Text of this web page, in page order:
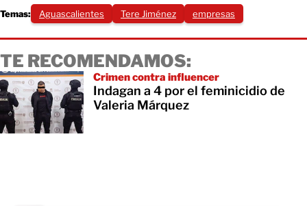
Temas: Aguascalientes Tere Jiménez empresas
TE RECOMENDAMOS:
Crimen contra influencer
Indagan a 4 por el feminicidio de
Valeria Márquez